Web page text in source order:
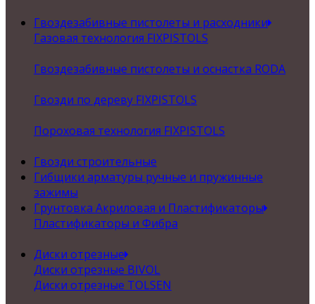
Гвоздезабивные пистолеты и расходники
Газовая технология FIXPISTOLS
Гвоздезабивные пистолеты и оснастка RODA
Гвозди по дереву FIXPISTOLS
Пороховая технология FIXPISTOLS
Гвозди строительные
Гибщики арматуры ручные и пружинные
зажимы
Грунтовка Акриловая и Пластификаторы
Пластификаторы и Фибра
Диски отрезные
Диски отрезные BIVOL
Диски отрезные TOLSEN